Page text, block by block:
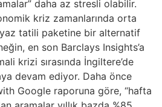
daha az stresli olabilir.
kriz zamanlarında orta
tatili paketine bir alternatif
en son Barclays Insights’a
krizi sırasında İngiltere’de
devam ediyor. Daha önce
Google raporuna göre, “hafta